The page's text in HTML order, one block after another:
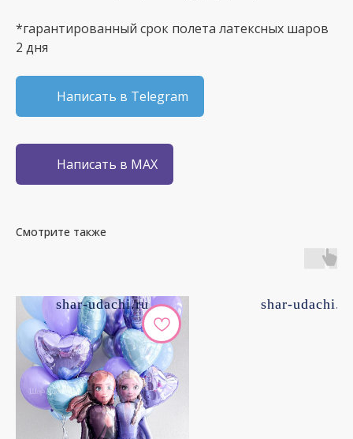
*гарантированный срок полета латексных шаров
2 дня
Написать в Telegram
Написать в MAX
Смотрите также
shar-udachi.ru shar-udachi.ru